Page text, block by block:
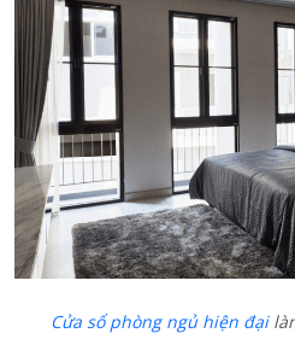
Cửa sổ phòng ngủ hiện đại